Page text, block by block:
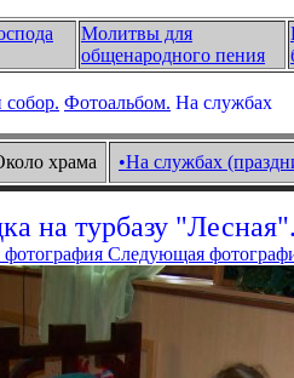
Молитвы для
общенародного пения
Фотоальбом. На службах
храма •На службах
на турбазу
Следующая